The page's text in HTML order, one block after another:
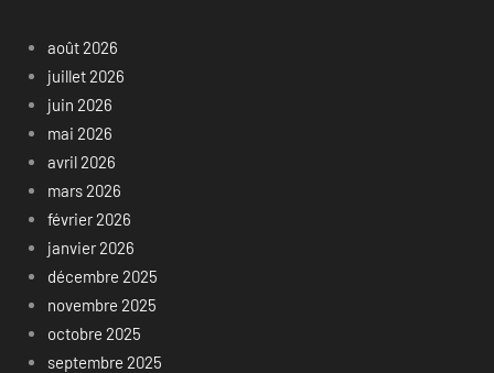
août 2026
juillet 2026
juin 2026
mai 2026
avril 2026
mars 2026
février 2026
janvier 2026
décembre 2025
novembre 2025
octobre 2025
septembre 2025